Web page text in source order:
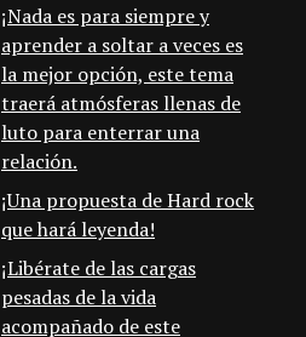
¡Nada es para siempre y
aprender a soltar a veces es
la mejor opción, este tema
traerá atmósferas llenas de
luto para enterrar una
relación.
¡Una propuesta de Hard rock
que hará leyenda!
¡Libérate de las cargas
pesadas de la vida
acompañado de este